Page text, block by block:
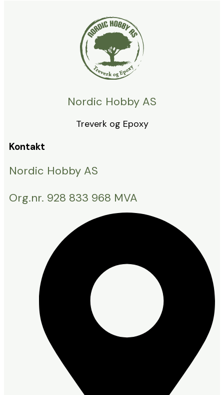
Nordic Hobby AS
Treverk og Epoxy
Kontakt
Nordic Hobby AS
Org.nr. 928 833 968 MVA